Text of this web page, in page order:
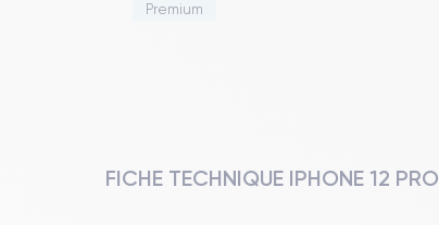
Premium
FICHE TECHNIQUE IPHONE 12 PRO